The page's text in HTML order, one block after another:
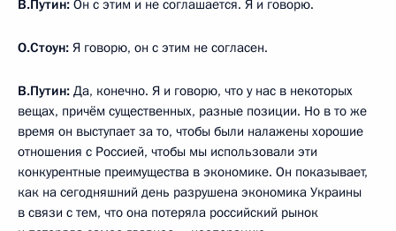
В.Путин: Он с этим и не соглашается. Я и говорю.
О.Стоун: Я говорю, он с этим не согласен.
В.Путин: Да, конечно. Я и говорю, что у нас в некоторых
вещах, причём существенных, разные позиции. Но в то же
время он выступает за то, чтобы были налажены хорошие
отношения с Россией, чтобы мы использовали эти
конкурентные преимущества в экономике. Он показывает,
как на сегодняшний день разрушена экономика Украины
в связи с тем, что она потеряла российский рынок